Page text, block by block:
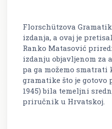
Florschützova
izdanja, a ovaj je
Ranko Matasović
izdanju objavljenom za
pa ga možemo smatrati
gramatike što je gotovo
1945) bila temeljni
priručnik u Hrvatskoj.